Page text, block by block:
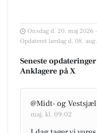
Onsdag d. 20. maj 2026
Opdateret lørdag d. 08.
Seneste
Anklagere på X
@Midt- og
maj, kl. 09:02